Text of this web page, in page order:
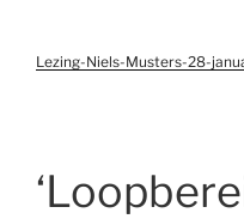
Lezing-Niels-Musters-28-